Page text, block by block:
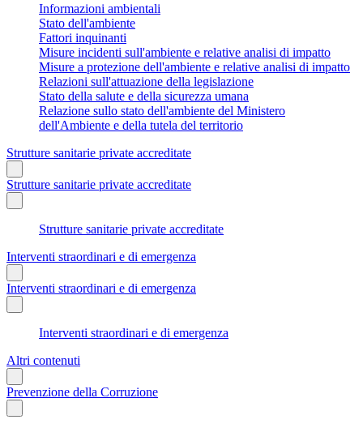
Informazioni ambientali
Stato dell'ambiente
Fattori inquinanti
Misure incidenti sull'ambiente e relative analisi di impatto
Misure a protezione dell'ambiente e relative analisi di impatto
Relazioni sull'attuazione della legislazione
Stato della salute e della sicurezza umana
Relazione sullo stato dell'ambiente del Ministero
dell'Ambiente e della tutela del territorio
Strutture sanitarie private accreditate
Strutture sanitarie private accreditate
Strutture sanitarie private accreditate
Interventi straordinari e di emergenza
Interventi straordinari e di emergenza
Interventi straordinari e di emergenza
Altri contenuti
Prevenzione della Corruzione